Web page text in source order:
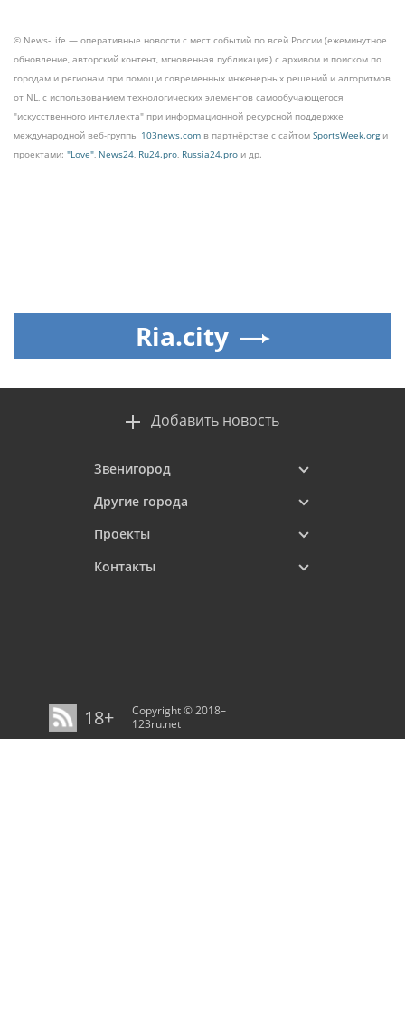
© News-Life — оперативные новости с мест событий по всей России (ежеминутное
обновление, авторский контент, мгновенная публикация) с архивом и поиском по
городам и регионам при помощи современных инженерных решений и алгоритмов
от NL, с использованием технологических элементов самообучающегося
"искусственного интеллекта" при информационной ресурсной поддержке
международной веб-группы 103news.com в партнёрстве с сайтом SportsWeek.orgи
проектами: "Love" News24 Ru24.pro Russia24.pro и др.
Ria.city
Добавить новость
Звенигород
Другие города
Проекты
Контакты
18+
Copyright © 2018–
123ru.net